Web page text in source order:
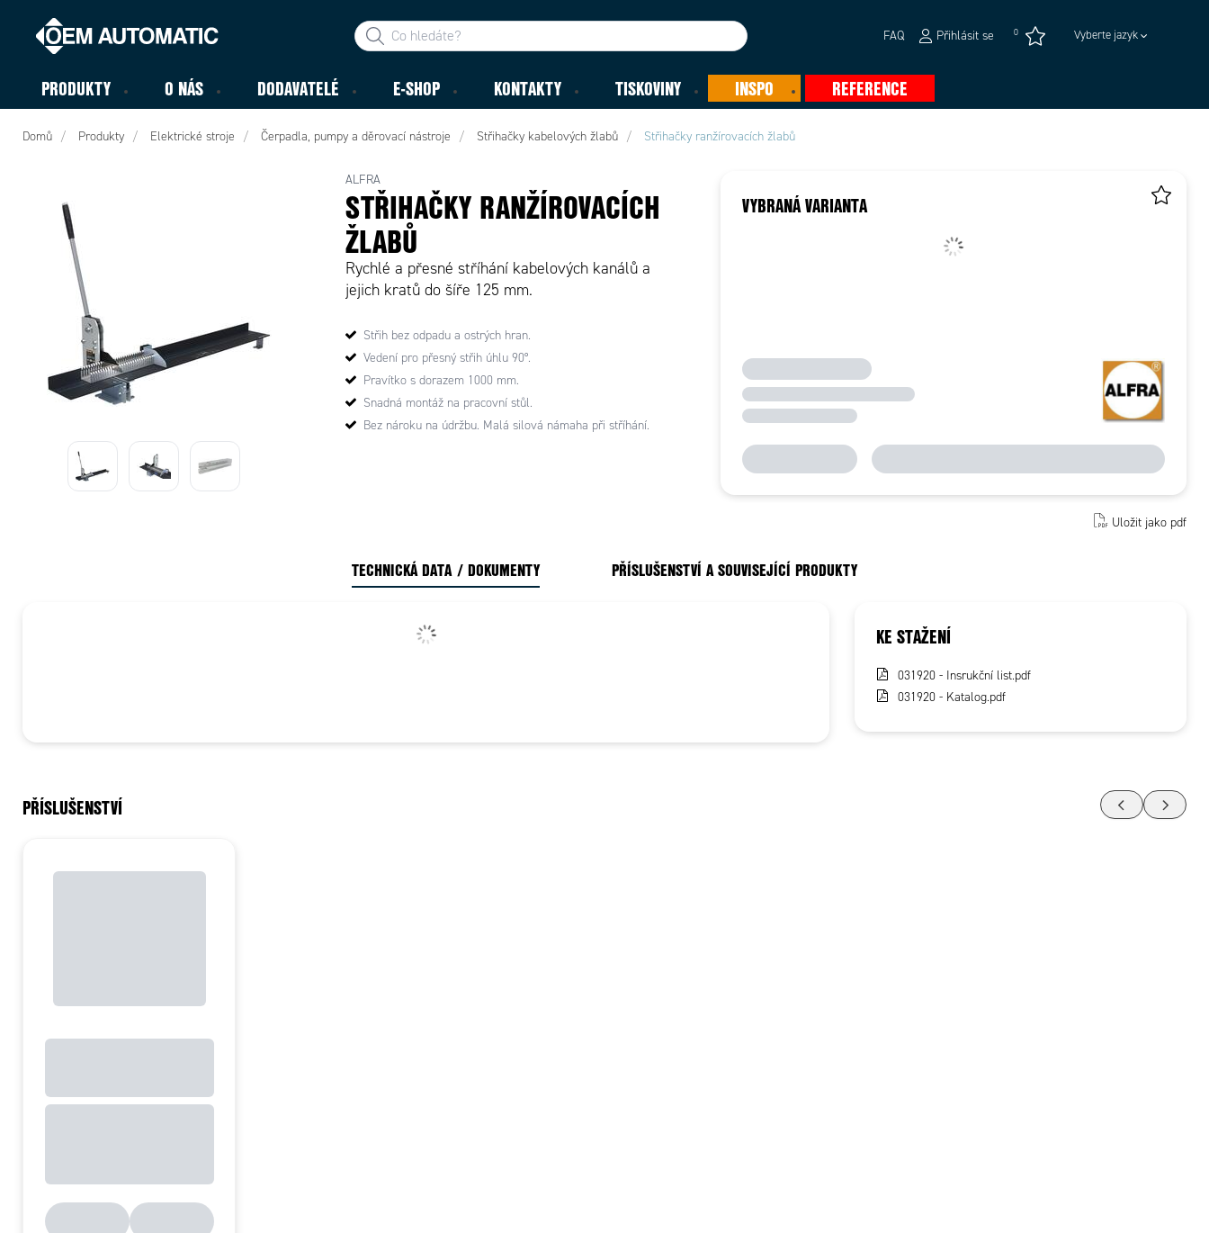
FAQ Přihlásit se 0 Vyberte jazyk
PRODUKTY O NÁS DODAVATELÉ E-SHOP KONTAKTY TISKOVINY INSPO REFERENCE
Domů Produkty Elektrické stroje Čerpadla, pumpy a děrovací nástroje Střihačky kabelových žlabů Střihačky ranžírovacích žlabů
ALFRA
STŘIHAČKY RANŽÍROVACÍCH
ŽLABŮ
Rychlé a přesné stříhání kabelových kanálů a
jejich kratů do šíře 125 mm.
Střih bez odpadu a ostrých hran.
Vedení pro přesný střih úhlu 90°.
Pravítko s dorazem 1000 mm.
Snadná montáž na pracovní stůl.
Bez nároku na údržbu. Malá silová námaha při stříhání.
VYBRANÁ VARIANTA
Uložit jako pdf
TECHNICKÁ DATA / DOKUMENTY PŘÍSLUŠENSTVÍ A SOUVISEJÍCÍ PRODUKTY
KE STAŽENÍ
031920 - Insrukční list.pdf
031920 - Katalog.pdf
PŘÍSLUŠENSTVÍ